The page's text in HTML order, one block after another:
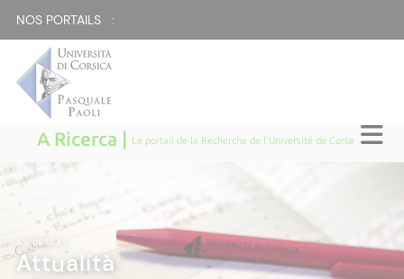
NOS PORTAILS :
A Ricerca | Le portail de la Recherche de l'Université de Corse
A RICERCA
Attualità